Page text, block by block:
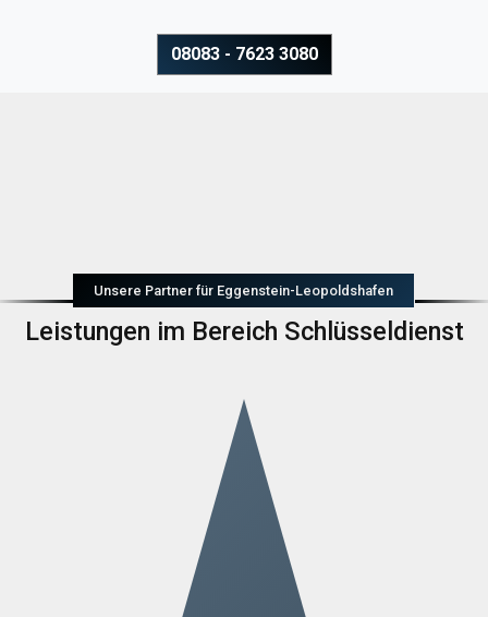
08083 - 7623 3080
Unsere Partner für Eggenstein-Leopoldshafen
Leistungen im Bereich Schlüsseldienst